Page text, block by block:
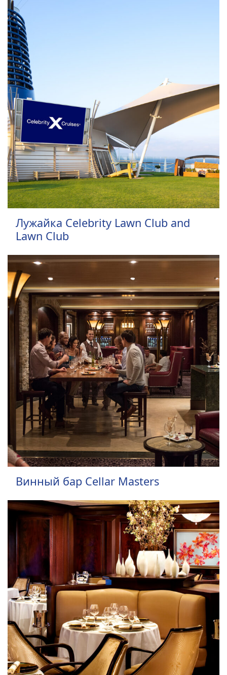
Лужайка Celebrity Lawn Club and
Lawn Club
Винный бар Cellar Masters